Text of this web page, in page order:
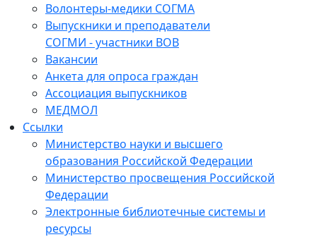
Волонтеры-медики СОГМА
Выпускники и преподаватели
СОГМИ - участники ВОВ
Вакансии
Анкета для опроса граждан
Ассоциация выпускников
МЕДМОЛ
Ссылки
Министерство науки и высшего
образования Российской Федерации
Министерство просвещения Российской
Федерации
Электронные библиотечные системы и
ресурсы